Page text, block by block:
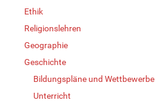
Ethik
Religionslehren
Geographie
Geschichte
Bildungspläne und Wettbewerbe
Unterricht